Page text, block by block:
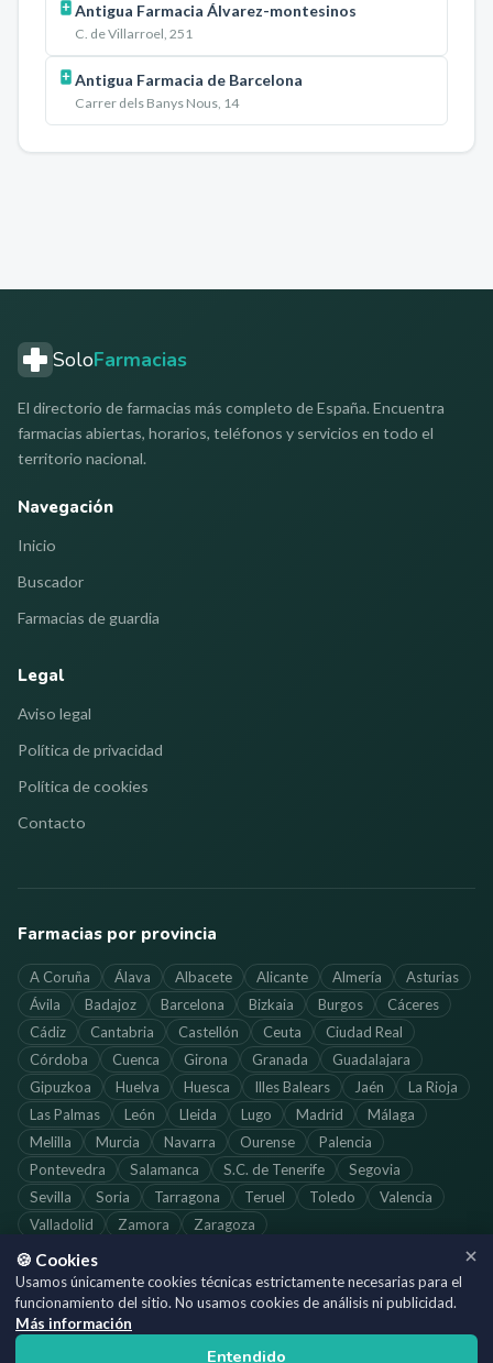
Antigua Farmacia Álvarez-montesinos
C. de Villarroel, 251
Antigua Farmacia de Barcelona
Carrer dels Banys Nous, 14
SoloFarmacias
El directorio de farmacias más completo de España. Encuentra
farmacias abiertas, horarios, teléfonos y servicios en todo el
territorio nacional.
Navegación
Inicio
Buscador
Farmacias de guardia
Legal
Aviso legal
Política de privacidad
Política de cookies
Contacto
Farmacias por provincia
A Coruña Álava Albacete Alicante Almería
Asturias
Ávila
Badajoz Barcelona Bizkaia Burgos
Cáceres
Cádiz
Cantabria Castellón Ceuta
Ciudad Real
Córdoba
Cuenca Girona Granada
Guadalajara
Gipuzkoa
Huelva Huesca Illes Balears Jaén
La Rioja
Las Palmas
León Lleida Lugo Madrid
Málaga
Melilla
Murcia Navarra Ourense
Palencia
Pontevedra
Salamanca S.C. de Tenerife
Segovia
Sevilla
Soria Tarragona Teruel Toledo
Valencia
Valladolid
Zamora Zaragoza
©2026SoloFarmacias.es — Todos los derechos reservados
Información actualizada. Verifica los horarios directamente con cada
🍪 Cookies
Usamos únicamente cookies técnicas estrictamente necesarias para el
funcionamiento del sitio. No usamos cookies de análisis ni publicidad.
Más información
Entendido